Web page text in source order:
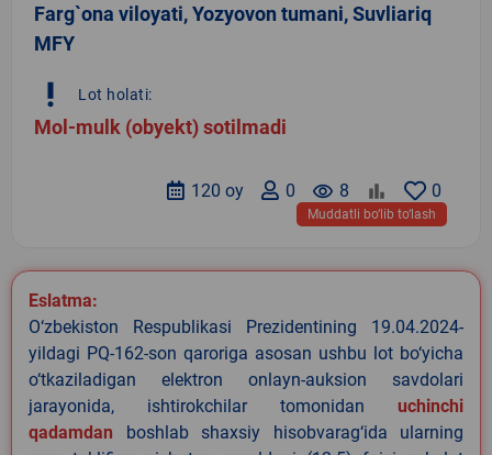
Farg`ona viloyati, Yozyovon tumani, Suvliariq
MFY
priority_high Lot holati:
Mol-mulk (obyekt) sotilmadi
0
remove_red_eye 8
0
120 oy
Muddatli bo‘lib to‘lash
Eslatma:
O‘zbekiston Respublikasi Prezidentining 19.04.2024-
yildagi PQ-162-son qaroriga asosan ushbu lot bo‘yicha
o‘tkaziladigan elektron onlayn-auksion savdolari
jarayonida, ishtirokchilar tomonidan uchinchi
qadamdan boshlab shaxsiy hisobvarag‘ida ularning